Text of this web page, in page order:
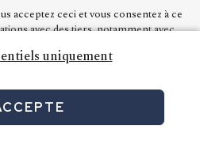
le laboratoire LabKorner !
identité du laboratoire
et partenaire privilégié des
acceptez ceci et vous consentez à ce
avec des tiers, notamment avec
les cookies indispensables et vous
uniquement